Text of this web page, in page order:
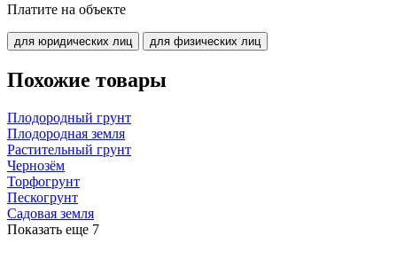
Платите на объекте
для юридических лиц для физических лиц
Похожие товары
Плодородный грунт
Плодородная земля
Растительный грунт
Чернозём
Торфогрунт
Пескогрунт
Садовая земля
Показать еще 7